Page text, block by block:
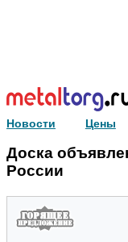
Новости Цены
Доска
России